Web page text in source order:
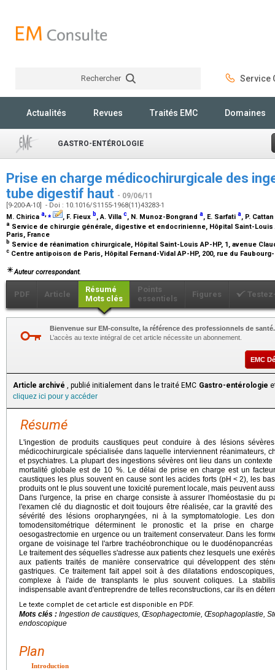
Rechercher Service
Actualités Revues Traités EMC Domaines
GASTRO-ENTÉROLOGIE
Prise en charge médicochirurgicale des
tube digestif haut - 09/06/11
[9-200-A-10] - Doi : 10.1016/S1155-1968(11)43283-1
M. Chirica a,⁎ , F. Fieux b, A. Villa c, N. Munoz-Bongrand a, E. Sarfati a, P. Cattan
a Service de chirurgie générale, digestive et endocrinienne, Hôpital Saint-Louis
Paris, France
b Service de réanimation chirurgicale, Hôpital Saint-Louis AP-HP, 1, avenue
c Centre antipoison de Paris, Hôpital Fernand-Vidal AP-HP, 200, rue du
Auteur correspondant.
PDF Article
Résumé
Mots clés
Points
essentiels
Figures
Bienvenue sur EM-consulte, la référence des professionnels de santé.
L’accès au texte intégral de cet article nécessite un abonnement.
EMC
Article archivé , publié initialement dans le traité EMC Gastro-entérologie
cliquez ici pour y accéder
Résumé
L'ingestion de produits caustiques peut conduire à des lésions
médicochirurgicale spécialisée dans laquelle interviennent réanimateurs,
et psychiatres. La plupart des ingestions sévères ont lieu dans un
mortalité globale est de 10 %. Le délai de prise en charge est un
caustiques les plus souvent en cause sont les acides forts (pH < 2), les
produits ont le plus souvent une toxicité purement locale, mais peuvent
Dans l'urgence, la prise en charge consiste à assurer l'homéostasie du
l'examen clé du diagnostic et doit toujours être réalisée, car la gravité
sévérité des lésions oropharyngées, ni à la symptomatologie. Les
tomodensitométrique déterminent le pronostic et la prise en
oesogastrectomie en urgence ou un traitement conservateur. Dans les
organe de voisinage tel l'arbre trachéobronchique ou le
Le traitement des séquelles s'adresse aux patients chez lesquels une
aux patients traités de manière conservatrice qui développent des
gastriques. Ce traitement fait appel soit à des dilatations
complexe à l'aide de transplants le plus souvent coliques. La
indispensable avant d'entreprendre de telles reconstructions, car ils en
Le texte complet de cet article est disponible en PDF.
Mots clés : Ingestion de caustiques, Œsophagectomie, Œsophagoplastie,
endoscopique
Plan
Introduction